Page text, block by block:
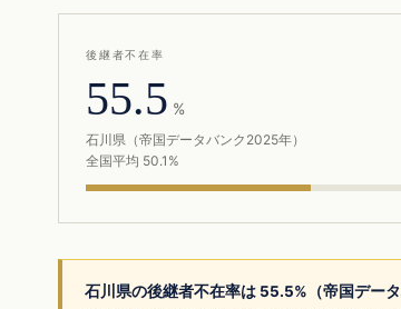
後継者不在率
55.5 %
石川県（帝国データバンク2025年）
全国平均 50.1%
石川県の後継者不在率は 55.5%（帝国デー